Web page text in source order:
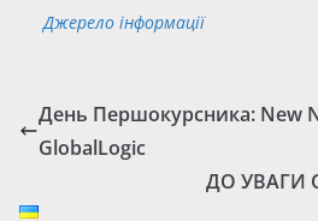
Джерело інформації
День Першокурсника: New
GlobalLogic
ДО УВАГИ